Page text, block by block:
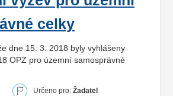
celky
dne 15. 3. 2018 byly vyhlášeny
OPZ pro územní samosprávné
Určeno pro: Žadatel